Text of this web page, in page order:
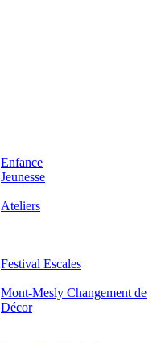
Enfance
Jeunesse
Ateliers
Festival Escales
Mont-Mesly Changement de
Décor